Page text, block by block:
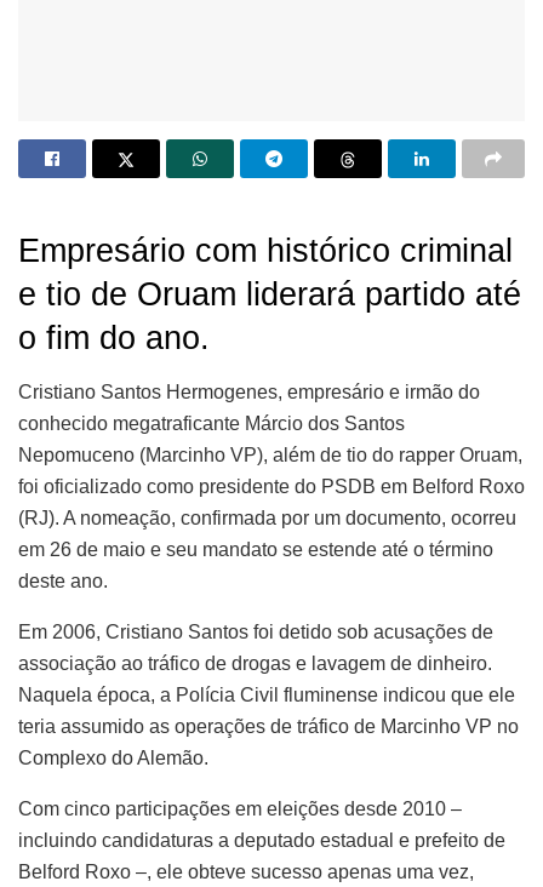
Empresário com histórico criminal
e tio de Oruam liderará partido até
o fim do ano.
Cristiano Santos Hermogenes, empresário e irmão do
conhecido megatraficante Márcio dos Santos
Nepomuceno (Marcinho VP), além de tio do rapper Oruam,
foi oficializado como presidente do PSDB em Belford Roxo
(RJ). A nomeação, confirmada por um documento, ocorreu
em 26 de maio e seu mandato se estende até o término
deste ano.
Em 2006, Cristiano Santos foi detido sob acusações de
associação ao tráfico de drogas e lavagem de dinheiro.
Naquela época, a Polícia Civil fluminense indicou que ele
teria assumido as operações de tráfico de Marcinho VP no
Complexo do Alemão.
Com cinco participações em eleições desde 2010 –
incluindo candidaturas a deputado estadual e prefeito de
Belford Roxo –, ele obteve sucesso apenas uma vez,